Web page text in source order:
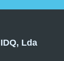
IDQ, Lda